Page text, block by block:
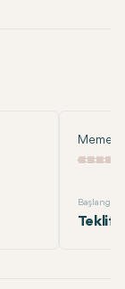
Meme
Başlangıç
Teklif